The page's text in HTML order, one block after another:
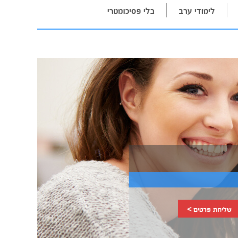
לימודי ערב בלי פסיכומטרי
שליחת פרטים >